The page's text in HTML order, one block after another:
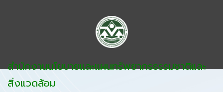
สำนักงานนโยบายและแผนทรัพยากรธรรมชาติและ
สิ่งแวดล้อม